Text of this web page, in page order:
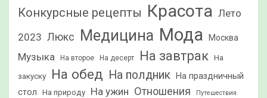
Конкурсные рецепты Красота Лето
2023 Люкс Медицина Мода Москва
Музыка На второе На десерт На завтрак На
закуску На обед На полдник На праздничный
стол
На природу На ужин Отношения Путешествия